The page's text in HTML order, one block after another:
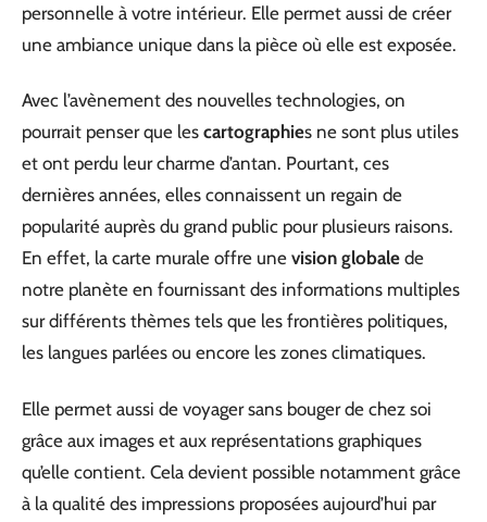
personnelle à votre intérieur. Elle permet aussi de créer
une ambiance unique dans la pièce où elle est exposée.
Avec l’avènement des nouvelles technologies, on
pourrait penser que les cartographies ne sont plus utiles
et ont perdu leur charme d’antan. Pourtant, ces
dernières années, elles connaissent un regain de
popularité auprès du grand public pour plusieurs raisons.
En effet, la carte murale offre une vision globale de
notre planète en fournissant des informations multiples
sur différents thèmes tels que les frontières politiques,
les langues parlées ou encore les zones climatiques.
Elle permet aussi de voyager sans bouger de chez soi
grâce aux images et aux représentations graphiques
qu’elle contient. Cela devient possible notamment grâce
à la qualité des impressions proposées aujourd’hui par